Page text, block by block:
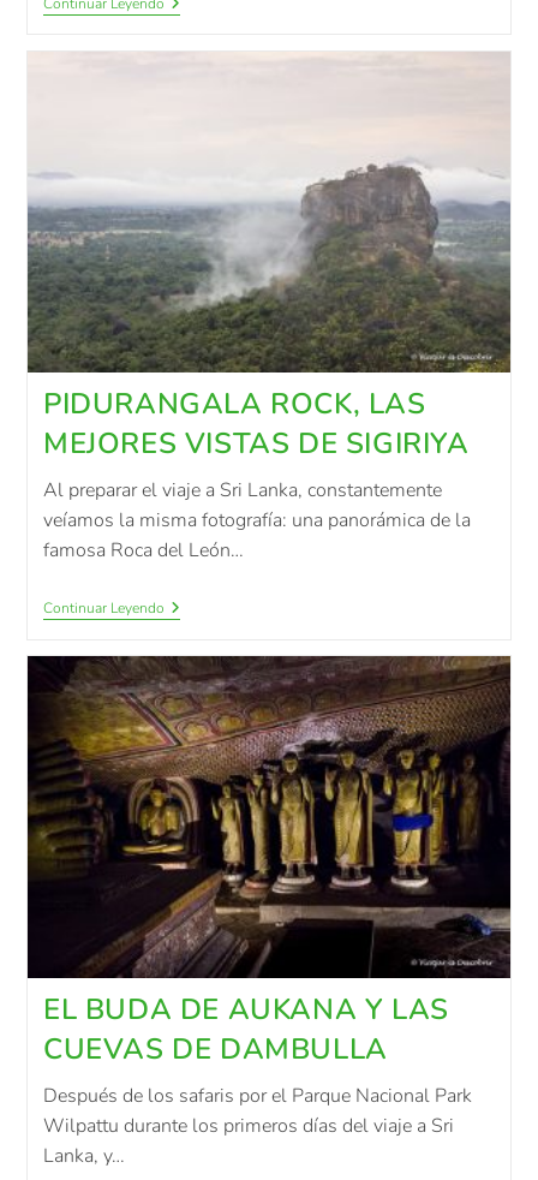
PIDURANGALA ROCK, LAS
MEJORES VISTAS DE SIGIRIYA
Al preparar el viaje a Sri Lanka, constantemente
veíamos la misma fotografía: una panorámica de la
famosa Roca del León…
Continuar Leyendo
EL BUDA DE AUKANA Y LAS
CUEVAS DE DAMBULLA
Después de los safaris por el Parque Nacional Park
Wilpattu durante los primeros días del viaje a Sri
Lanka, y…